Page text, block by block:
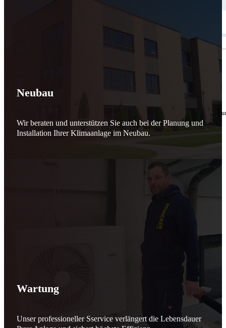
10. Februar 2026
für Sicherheit, Vertrauen
Effizient arbeiten. Ressourcen schonen. Zukunft sichern.
Nicht als Pflicht, sondern aus Überzeugung.
Neubau
Wir beraten und unterstützen Sie auch bei der Planung und
Installation Ihrer Klimaanlage im Neubau.
Wartung
Unser professioneller Sservice verlängert die Lebensdauer